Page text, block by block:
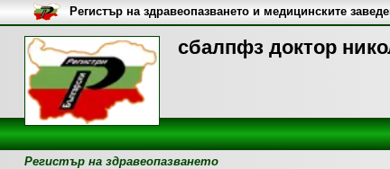
сбалпфз доктор
Регистър на здравеопазването и медицинските
Регистър на здравеопазването